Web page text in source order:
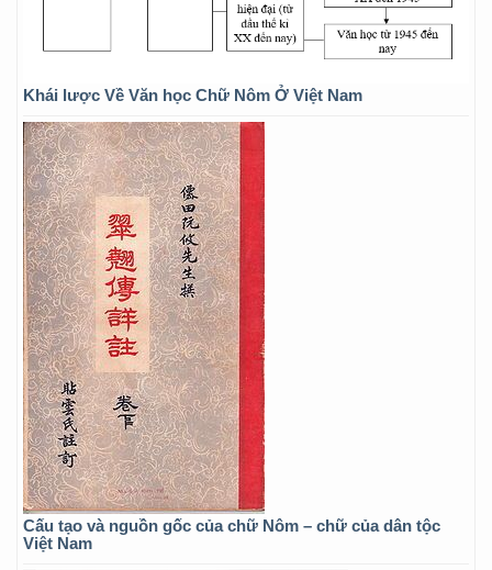
Khái lược Về Văn học Chữ Nôm Ở Việt Nam
Cấu tạo và nguồn gốc của chữ Nôm – chữ của dân tộc
Việt Nam